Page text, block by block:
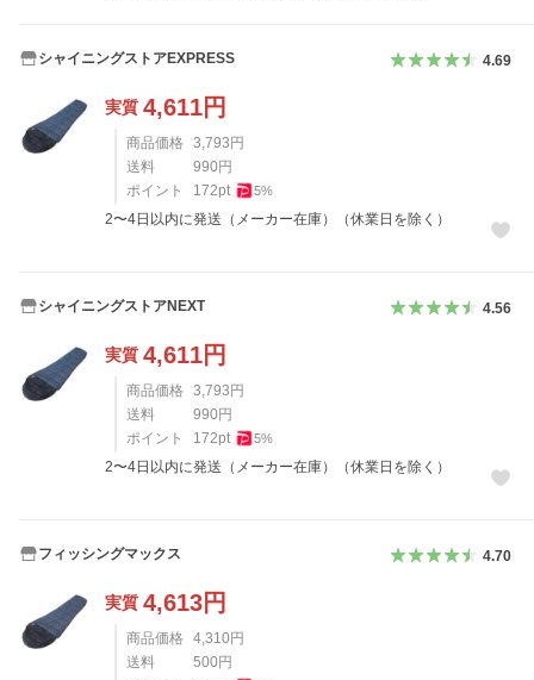
シャイニングストアEXPRESS 4.69
実質 4,611円
商品価格 3,793円
送料
990円
ポイント
172pt 5%
2〜4日以内に発送（メーカー在庫）（休業日を除く）
シャイニングストアNEXT 4.56
実質 4,611円
商品価格 3,793円
送料
990円
ポイント
172pt 5%
2〜4日以内に発送（メーカー在庫）（休業日を除く）
フィッシングマックス 4.70
実質 4,613円
商品価格 4,310円
送料
500円